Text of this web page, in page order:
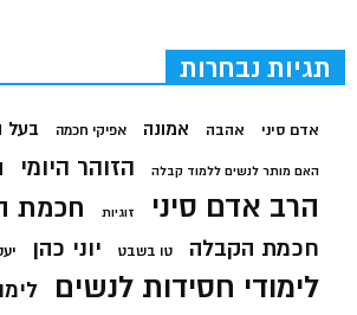
תגיות נבחרות
אדם סיני אהבה אמונה אפיקי חכמה בעל
האם מותר לנשים ללמוד קבלה הזוהר היומי
הרב אדם סיני זוגיות חכמת
חכמת הקבלה טו בשבט יוני כהן
לימודי חסידות לנשים